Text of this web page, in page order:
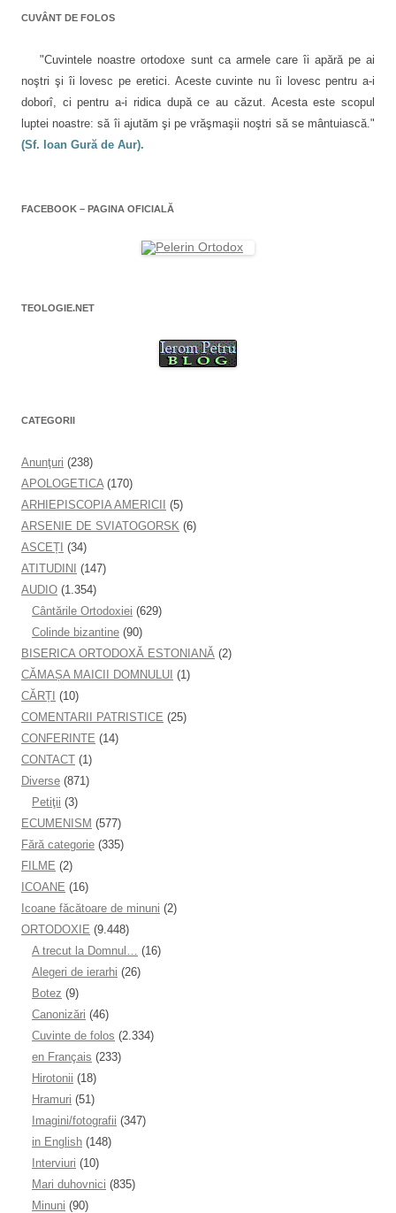
n
o
)
CUVÂNT DE FOLOS
"Cuvintele noastre ortodoxe sunt ca armele care îi apără pe ai
noştri şi îi lovesc pe eretici. Aceste cuvinte nu îi lovesc pentru a-i
doborî, ci pentru a-i ridica după ce au căzut. Acesta este scopul
luptei noastre: să îi ajutăm şi pe vrăşmaşii noştri să se mântuiască."
(Sf. Ioan Gură de Aur).
FACEBOOK – PAGINA OFICIALĂ
TEOLOGIE.NET
CATEGORII
Anunţuri (238)
APOLOGETICA(170)
ARHIEPISCOPIA AMERICII
(5)
ARSENIE DE SVIATOGORSK (6)
ASCEȚI (34)
ATITUDINI (147)
AUDIO (1.354)
Cântările Ortodoxiei (629)
Colinde bizantine (90)
BISERICA ORTODOXĂ ESTONIANĂ (2)
CĂMAȘA MAICII DOMNULUI (1)
CĂRȚI (10)
COMENTARII PATRISTICE (25)
CONFERINTE (14)
CONTACT (1)
Diverse (871)
Petiţii (3)
ECUMENISM (577)
Fără categorie (335)
FILME (2)
ICOANE (16)
Icoane făcătoare de minuni (2)
ORTODOXIE (9.448)
A trecut la Domnul… (16)
Alegeri de ierarhi (26)
Botez (9)
Canonizări (46)
Cuvinte de folos (2.334)
en Français (233)
Hirotonii (18)
Hramuri (51)
Imagini/fotografii (347)
in English (148)
Interviuri (10)
Mari duhovnici (835)
Minuni (90)